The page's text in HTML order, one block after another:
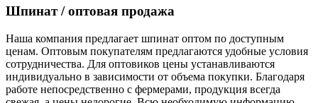
Шпинат / оптовая продажа
Наша компания предлагает шпинат оптом по доступным
ценам. Оптовым покупателям предлагаются удобные условия
сотрудничества. Для оптовиков цены устанавливаются
индивидуально в зависимости от объема покупки. Благодаря
работе непосредственно с фермерами, продукция всегда